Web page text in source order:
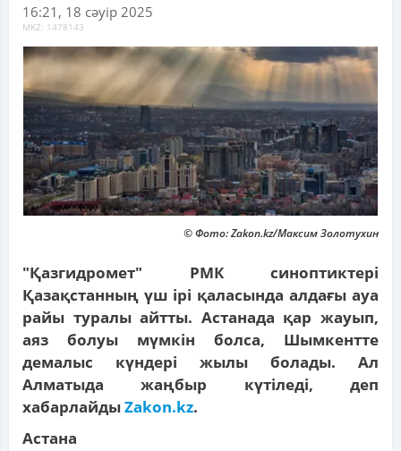
16:21, 18 сәуір 2025
MKZ: 1478143
© Фото: Zakon.kz/Максим Золотухин
"Қазгидромет" РМК синоптиктері
Қазақстанның үш ірі қаласында алдағы ауа
райы туралы айтты. Астанада қар жауып,
аяз болуы мүмкін болса, Шымкентте
демалыс күндері жылы болады. Ал
Алматыда жаңбыр күтіледі, деп
хабарлайдыZakon.kz.
Астана